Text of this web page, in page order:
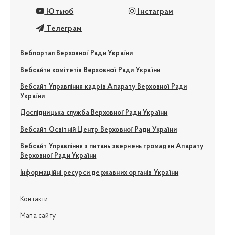
Ютьюб Інстаграм
Телеграм
Вебпортал Верховної Ради України
Вебсайти комітетів Верховної Ради України
Вебсайт Управління кадрів Апарату Верховної Ради
України
Дослідницька служба Верховної Ради України
Вебсайт Освітній Центр Верховної Ради України
Вебсайт Управління з питань звернень громадян Апарату
Верховної Ради України
Інформаційні ресурси державних органів України
Контакти
Мапа сайту